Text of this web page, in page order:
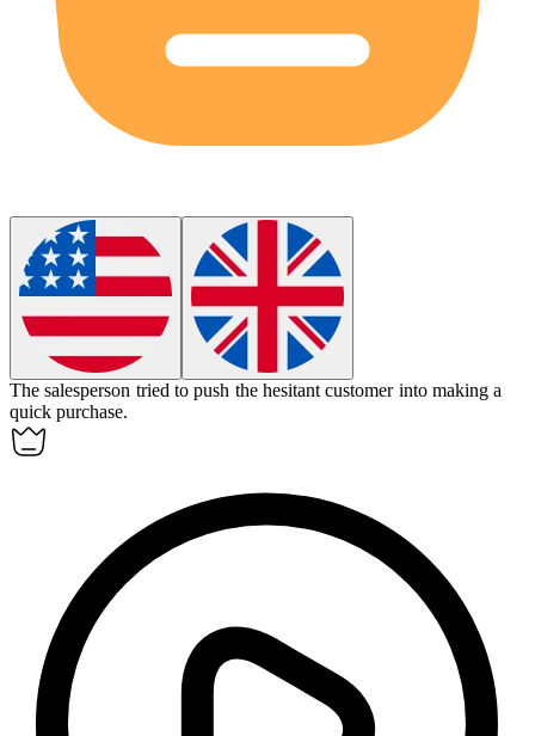
The salesperson tried topush the hesitant customer into making a
quick purchase.